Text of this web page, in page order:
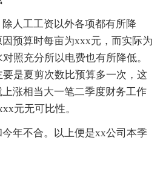
人工工资以外各项都有所降
预算时每亩为xxx元，而实际为
照充分所以电费也有所降低。
要是夏剪次数比预算多一次，这
涨相当大一笔二季度财务工作
元无可比性。
年不合。以上便是xx公司本季